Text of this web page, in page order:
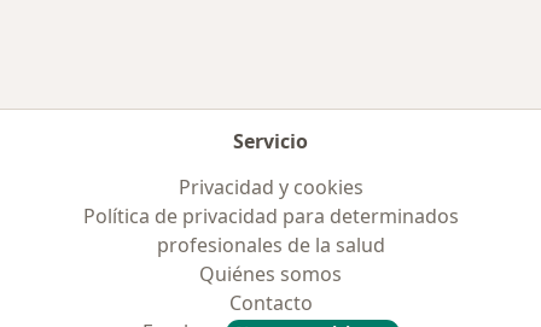
Servicio
Privacidad y cookies
Política de privacidad para determinados
profesionales de la salud
Quiénes somos
Contacto